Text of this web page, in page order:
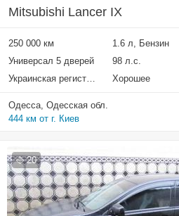
Mitsubishi Lancer IX
250 000 км 1.6 л, Бензин
Универсал 5 дверей
98 л.с.
Украинская регистрация
Хорошее
Одесса, Одесская обл.
444 км от г. Киев
20